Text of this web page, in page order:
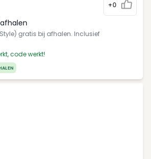
+0
gratis bij afhalen. Inclusief
code werkt!